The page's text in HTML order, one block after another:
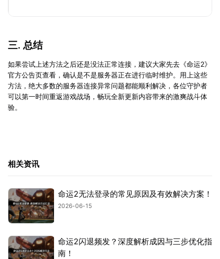
三. 总结
如果尝试上述方法之后还是没法正常连接，建议大家先去《命运2》
官方公告页查看，确认是不是服务器正在进行临时维护。用上这些
方法，绝大多数的服务器连接异常问题都能顺利解决，各位守护者
可以第一时间重返游戏战场，畅玩全新更新内容带来的激爽战斗体
验。
相关资讯
命运2无法登录的常见原因及有效解决方案！
2026-06-15
命运2闪退频发？深度解析成因与三步优化指
南！